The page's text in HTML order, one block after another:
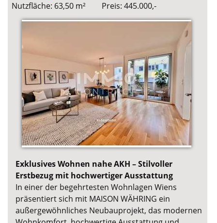
Nutzfläche: 63,50 m²
Preis: 445.000,-
Exklusives Wohnen nahe AKH – Stilvoller
Erstbezug mit hochwertiger Ausstattung
In einer der begehrtesten Wohnlagen Wiens
präsentiert sich mit MAISON WÄHRING ein
außergewöhnliches Neubauprojekt, das modernen